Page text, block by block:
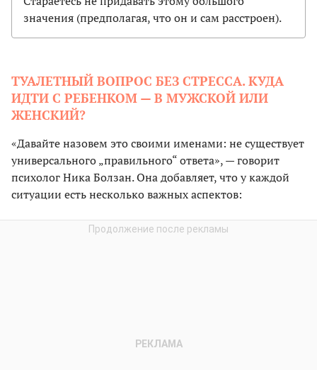
значения (предполагая, что он и сам расстроен).
ТУАЛЕТНЫЙ ВОПРОС БЕЗ СТРЕССА. КУДА
ИДТИ С РЕБЕНКОМ — В МУЖСКОЙ ИЛИ
ЖЕНСКИЙ?
«Давайте назовем это своими именами: не существует
универсального „правильного“ ответа», — говорит
психолог Ника Болзан. Она добавляет, что у каждой
ситуации есть несколько важных аспектов: